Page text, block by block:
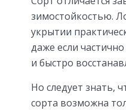
зимостойкостью.
укрытии
даже если
и быстро
Но следует знать,
сорта возможна